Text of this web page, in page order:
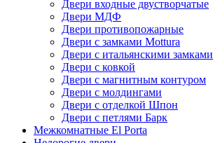
Двери входные двустворчатые
Двери МДФ
Двери противопожарные
Двери с замками Mottura
Двери с итальянскими замками
Двери с ковкой
Двери с магнитным контуром
Двери с молдингами
Двери с отделкой Шпон
Двери с петлями Барк
Межкомнатные El Porta